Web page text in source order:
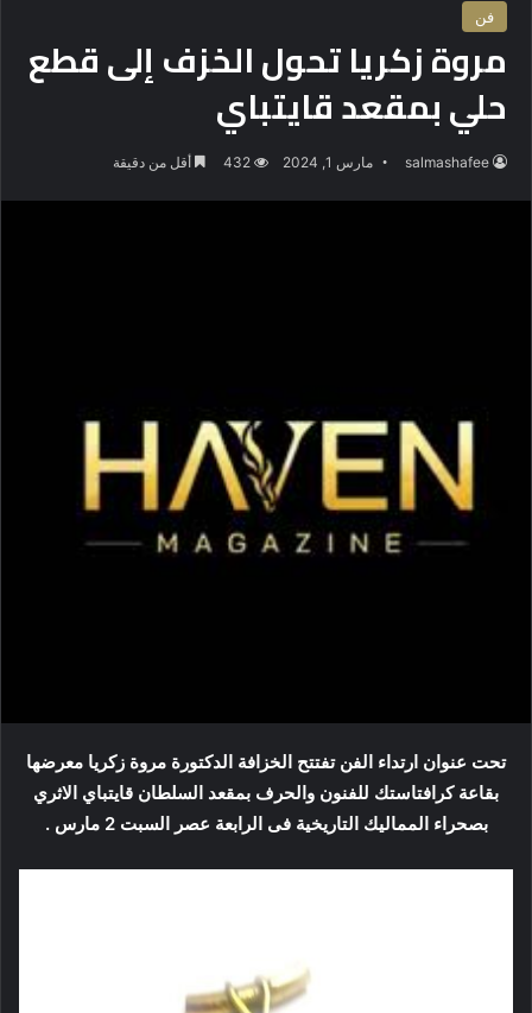
فن
مروة زكريا تحول الخزف إلى قطع
حلي بمقعد قايتباي
salmashafee مارس 1, 2024 432 أقل من دقيقة
تحت عنوان ارتداء الفن تفتتح الخزافة الدكتورة مروة زكريا معرضها
بقاعة كرافتاستك للفنون والحرف بمقعد السلطان قايتباي الاثري
بصحراء المماليك التاريخية فى الرابعة عصر السبت 2 مارس .